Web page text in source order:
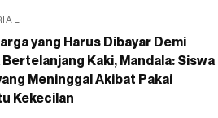
yang Harus Dibayar Demi
Kaki, Mandala: Siswa
Meninggal Akibat Pakai
Kekecilan